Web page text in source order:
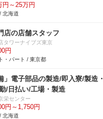
円～25万円
北海道
店の店舗スタッフ
タワーナイブズ東京
円
・パート / 東京都
」電子部品の製造/即入寮/製造・
/日払い/工場・製造
栄センター
円～1,750円
北海道